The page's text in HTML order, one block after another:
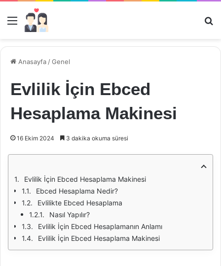
Menü
Anasayfa /Genel
Evlilik İçin Ebced
Hesaplama Makinesi
16 Ekim 2024 3 dakika okuma süresi
Evlilik İçin Ebced Hesaplama Makinesi
Ebced Hesaplama Nedir?
Evlilikte Ebced Hesaplama
Nasıl Yapılır?
Evlilik İçin Ebced Hesaplamanın Anlamı
Evlilik İçin Ebced Hesaplama Makinesi